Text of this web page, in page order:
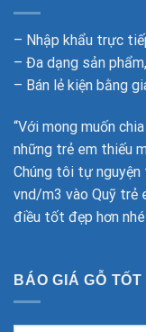
– Nhập khẩu trực
– Đa dạng sản
– Bán lẻ kiện bằng
“Với mong muốn
những trẻ em thiếu
Chúng tôi tự nguyện
vnd/m3 vào Quỹ trẻ
điều tốt đẹp hơn
BÁO GIÁ GỖ